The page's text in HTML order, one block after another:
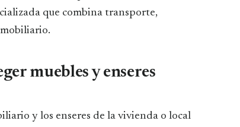
que combina transporte,
muebles y enseres
y los enseres de la vivienda o local